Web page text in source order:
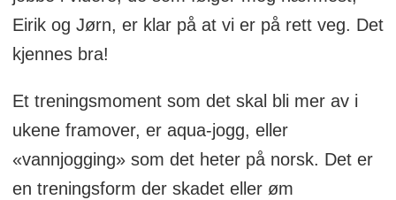
Eirik og Jørn, er klar på at vi er på rett veg. Det
kjennes bra!
Et treningsmoment som det skal bli mer av i
ukene framover, er aqua-jogg, eller
«vannjogging» som det heter på norsk. Det er
en treningsform der skadet eller øm